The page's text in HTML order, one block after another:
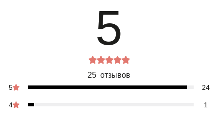
5
25 отзывов
5 24
4 1